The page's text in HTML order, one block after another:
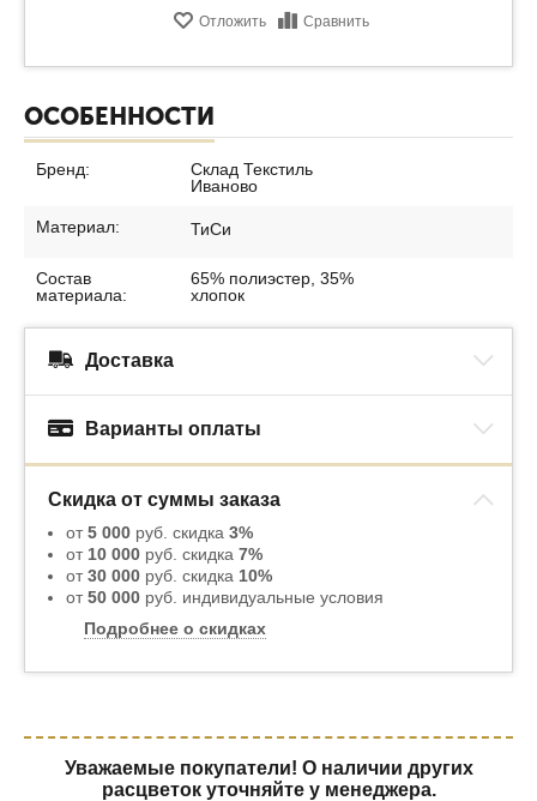
Отложить Сравнить
ОСОБЕННОСТИ
Бренд:
Склад Текстиль
Иваново
Материал: ТиСи
Состав
материала:
65% полиэстер, 35%
хлопок
Доставка
Варианты оплаты
Скидка от суммы заказа
от5 000 руб. скидка 3%
от 10 000 руб. скидка 7%
от30 000 руб. скидка 10%
от50 000 руб. индивидуальные условия
Подробнее о скидках
Уважаемые покупатели! О наличии других
расцветок уточняйте у менеджера.